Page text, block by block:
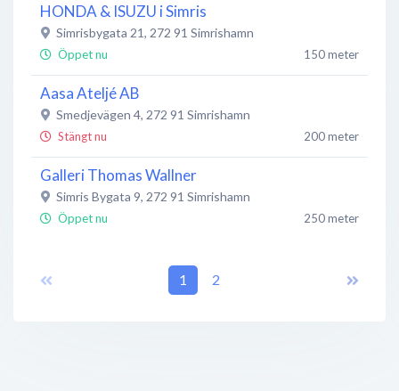
HONDA & ISUZU i Simris
Simrisbygata 21, 272 91 Simrishamn
Öppet nu 150 meter
Aasa Ateljé AB
Smedjevägen 4, 272 91 Simrishamn
Stängt nu 200 meter
Galleri Thomas Wallner
Simris Bygata 9, 272 91 Simrishamn
Öppet nu 250 meter
1 2